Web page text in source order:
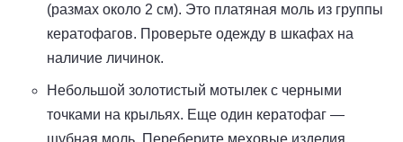
(размах около 2 см). Это платяная моль из группы
кератофагов. Проверьте одежду в шкафах на
наличие личинок.
Небольшой золотистый мотылек с черными
точками на крыльях. Еще один кератофаг —
шубная моль. Переберите меховые изделия.